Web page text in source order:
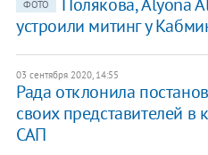
ФОТО
Полякова, Alyona
устроили митинг у
03 сентября 2020, 14:55
Рада отклонила
своих представителей
САП